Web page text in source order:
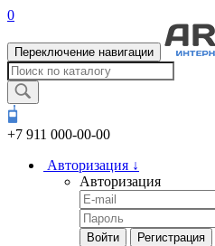
0
Переключение навигации
+7 911 000-00-00
Авторизация ↓
Авторизация
Войти Регистрация